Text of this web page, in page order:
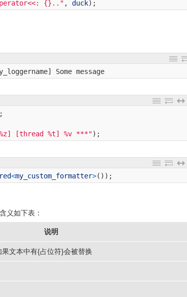
{}.." , duck) ;
Some message
;
%z] [thread %t] %v ***") ;
<my_custom_formatter>( ) ) ;
义如下表：
说明
文本中有{占位符}会被替换